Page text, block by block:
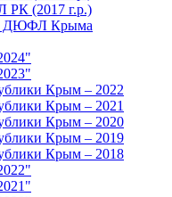
(2017 г.р.)
ДЮФЛ Крыма
Крым – 2022
Крым – 2021
Крым – 2020
Крым – 2019
Крым – 2018